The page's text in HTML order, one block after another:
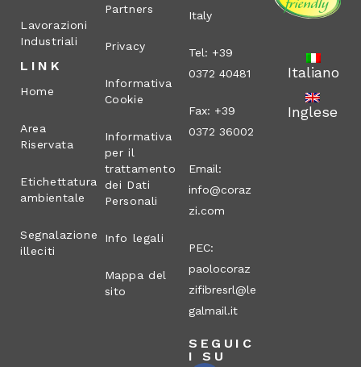
Lavorazioni
Industriali
LINK
Home
Area
Riservata
Etichettatura
ambientale
Segnalazione
illeciti
Partners
Privacy
Informativa
Cookie
Informativa
per il
trattamento
dei Dati
Personali
Info legali
Mappa del
sito
Italy
Tel: +39
0372 40481
Fax: +39
0372 36002
Email:
info@coraz
zi.com
PEC:
paolocoraz
zifibresrl@le
galmail.it
SEGUIC
I SU
Italiano
Inglese